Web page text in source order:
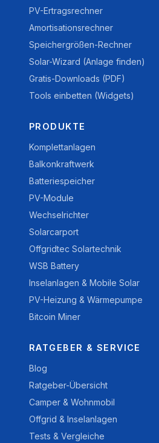
PV-Ertragsrechner
Amortisationsrechner
Speichergrößen-Rechner
Solar-Wizard (Anlage finden)
Gratis-Downloads (PDF)
Tools einbetten (Widgets)
PRODUKTE
Komplettanlagen
Balkonkraftwerk
Batteriespeicher
PV-Module
Wechselrichter
Solarcarport
Offgridtec Solartechnik
WSB Battery
Inselanlagen & Mobile Solar
PV-Heizung & Wärmepumpe
Bitcoin Miner
RATGEBER & SERVICE
Blog
Ratgeber-Übersicht
Camper & Wohnmobil
Offgrid & Inselanlagen
Tests & Vergleiche